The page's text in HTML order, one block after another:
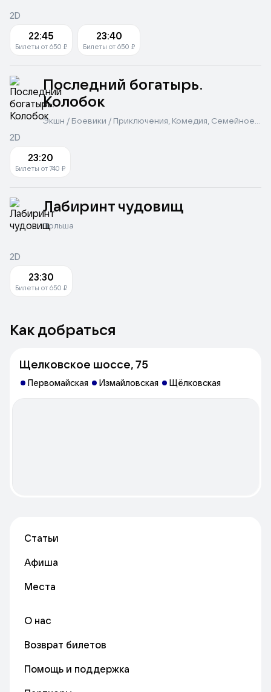
2D
22:45
Билеты от 650 ₽
23:40
Билеты от 650 ₽
Последний богатырь.
Колобок
Экшн / Боевики / Приключения, Комедия, Семейное и
2D
23:20
Билеты от 740 ₽
Лабиринт чудовищ
Польша
2D
23:30
Билеты от 650 ₽
Как добраться
Щелковское шоссе, 75
Первомайская Измайловская Щёлковская
Статьи
Афиша
Места
О нас
Возврат билетов
Помощь и поддержка